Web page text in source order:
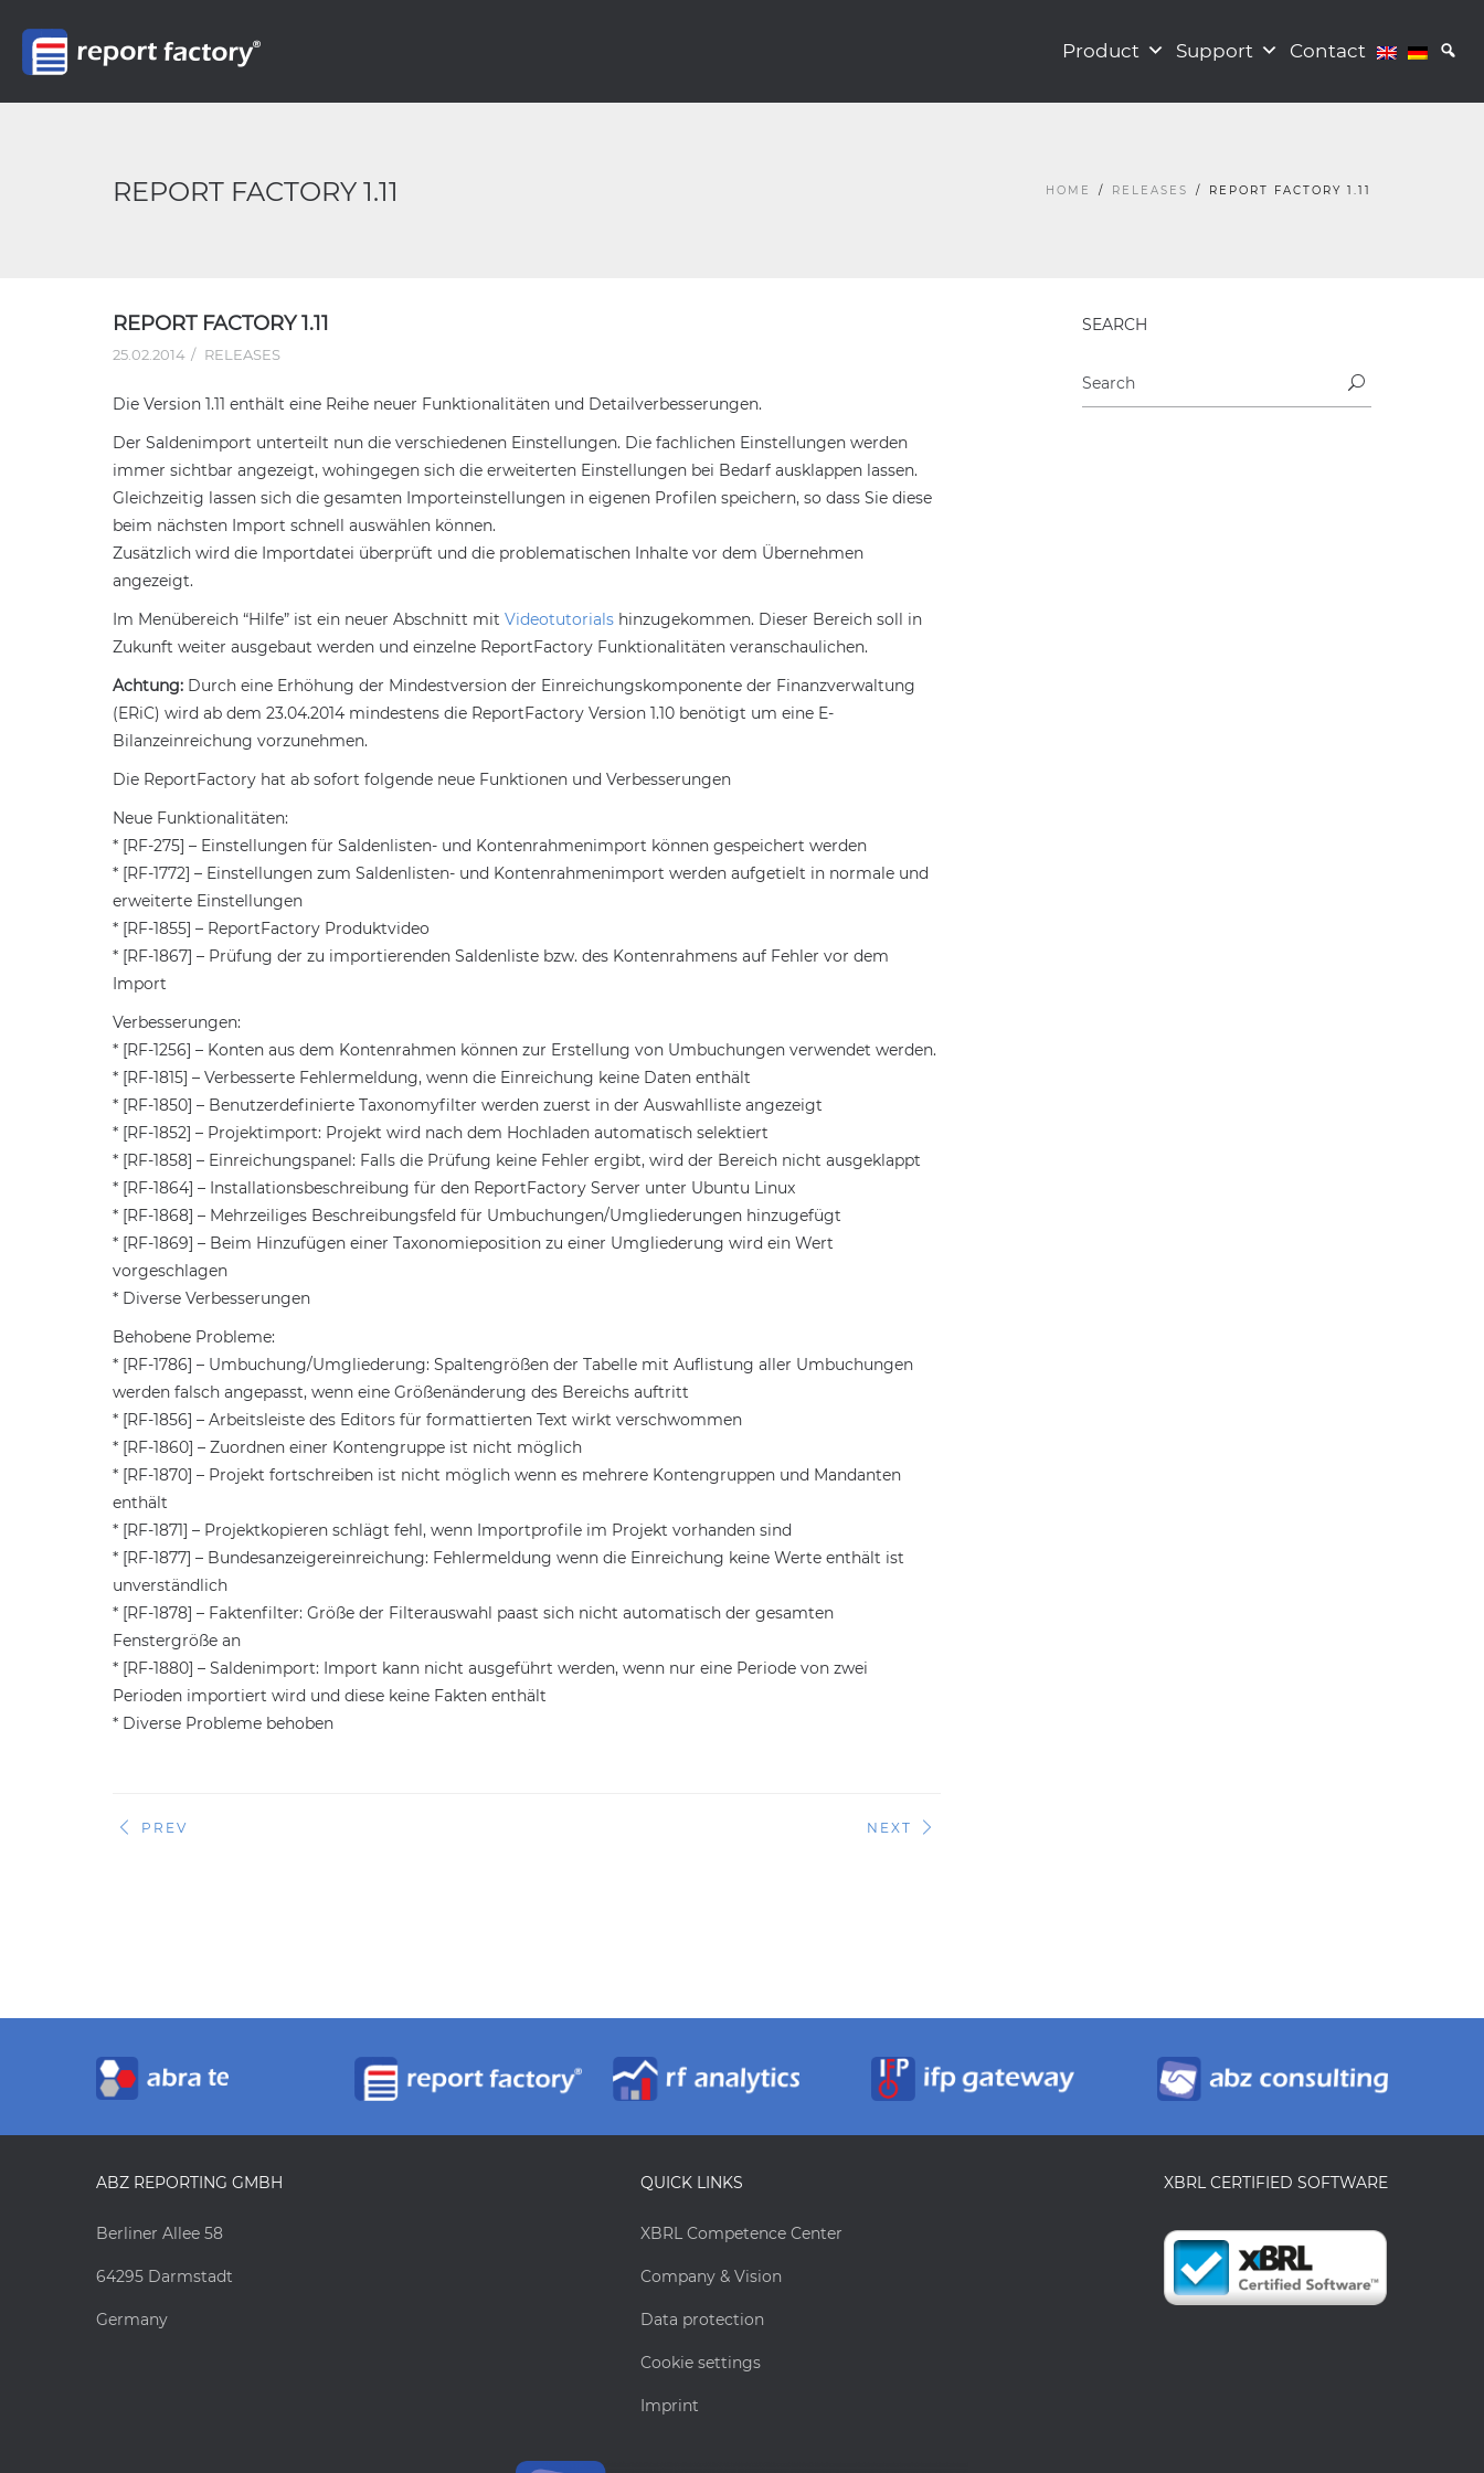
Product Support Contact
REPORT FACTORY 1.11 HOME RELEASES REPORT FACTORY 1.11
REPORT FACTORY 1.11
25.02.2014 RELEASES
Die Version 1.11 enthält eine Reihe neuer Funktionalitäten und Detailverbesserungen.
Der Saldenimport unterteilt nun die verschiedenen Einstellungen. Die fachlichen Einstellungen werden
immer sichtbar angezeigt, wohingegen sich die erweiterten Einstellungen bei Bedarf ausklappen lassen.
Gleichzeitig lassen sich die gesamten Importeinstellungen in eigenen Profilen speichern, so dass Sie diese
beim nächsten Import schnell auswählen können.
Zusätzlich wird die Importdatei überprüft und die problematischen Inhalte vor dem Übernehmen
angezeigt.
Im Menübereich “Hilfe” ist ein neuer Abschnitt mit Videotutorials hinzugekommen. Dieser Bereich soll in
Zukunft weiter ausgebaut werden und einzelne ReportFactory Funktionalitäten veranschaulichen.
Achtung: Durch eine Erhöhung der Mindestversion der Einreichungskomponente der Finanzverwaltung
(ERiC) wird ab dem 23.04.2014 mindestens die ReportFactory Version 1.10 benötigt um eine E-
Bilanzeinreichung vorzunehmen.
Die ReportFactory hat ab sofort folgende neue Funktionen und Verbesserungen
Neue Funktionalitäten:
* [RF-275] – Einstellungen für Saldenlisten- und Kontenrahmenimport können gespeichert werden
* [RF-1772] – Einstellungen zum Saldenlisten- und Kontenrahmenimport werden aufgetielt in normale und
erweiterte Einstellungen
* [RF-1855] – ReportFactory Produktvideo
* [RF-1867] – Prüfung der zu importierenden Saldenliste bzw. des Kontenrahmens auf Fehler vor dem
Import
Verbesserungen:
* [RF-1256] – Konten aus dem Kontenrahmen können zur Erstellung von Umbuchungen verwendet werden.
* [RF-1815] – Verbesserte Fehlermeldung, wenn die Einreichung keine Daten enthält
* [RF-1850] – Benutzerdefinierte Taxonomyfilter werden zuerst in der Auswahlliste angezeigt
* [RF-1852] – Projektimport: Projekt wird nach dem Hochladen automatisch selektiert
* [RF-1858] – Einreichungspanel: Falls die Prüfung keine Fehler ergibt, wird der Bereich nicht ausgeklappt
* [RF-1864] – Installationsbeschreibung für den ReportFactory Server unter Ubuntu Linux
* [RF-1868] – Mehrzeiliges Beschreibungsfeld für Umbuchungen/Umgliederungen hinzugefügt
* [RF-1869] – Beim Hinzufügen einer Taxonomieposition zu einer Umgliederung wird ein Wert
vorgeschlagen
* Diverse Verbesserungen
Behobene Probleme:
* [RF-1786] – Umbuchung/Umgliederung: Spaltengrößen der Tabelle mit Auflistung aller Umbuchungen
werden falsch angepasst, wenn eine Größenänderung des Bereichs auftritt
* [RF-1856] – Arbeitsleiste des Editors für formattierten Text wirkt verschwommen
* [RF-1860] – Zuordnen einer Kontengruppe ist nicht möglich
* [RF-1870] – Projekt fortschreiben ist nicht möglich wenn es mehrere Kontengruppen und Mandanten
enthält
* [RF-1871] – Projektkopieren schlägt fehl, wenn Importprofile im Projekt vorhanden sind
* [RF-1877] – Bundesanzeigereinreichung: Fehlermeldung wenn die Einreichung keine Werte enthält ist
unverständlich
* [RF-1878] – Faktenfilter: Größe der Filterauswahl paast sich nicht automatisch der gesamten
Fenstergröße an
* [RF-1880] – Saldenimport: Import kann nicht ausgeführt werden, wenn nur eine Periode von zwei
Perioden importiert wird und diese keine Fakten enthält
* Diverse Probleme behoben
PREV NEXT
SEARCH
ABZ REPORTING GMBH
Berliner Allee 58
64295 Darmstadt
Germany
QUICK LINKS
XBRL Competence Center
Company & Vision
Data protection
Cookie settings
Imprint
XBRL CERTIFIED SOFTWARE